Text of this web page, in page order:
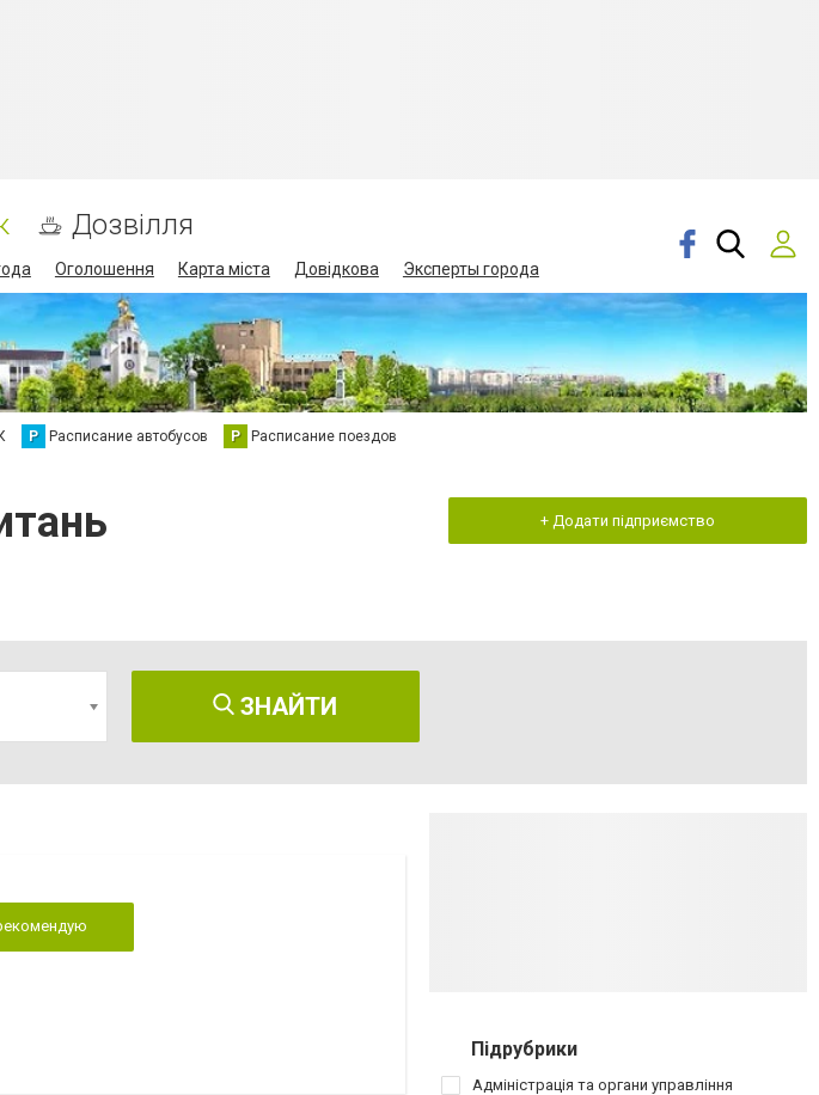
Дозвілля
Оголошення Карта міста Довідкова Эксперты города
Р Расписание автобусов Р Расписание поездов
+ Додати підприємство
ЗНАЙТИ
Підрубрики
Адміністрація та органи управління